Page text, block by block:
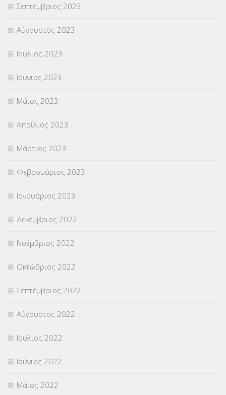
Σεπτέμβριος 2023
Αύγουστος 2023
Ιούλιος 2023
Ιούνιος 2023
Μάιος 2023
Απρίλιος 2023
Μάρτιος 2023
Φεβρουάριος 2023
Ιανουάριος 2023
Δεκέμβριος 2022
Νοέμβριος 2022
Οκτώβριος 2022
Σεπτέμβριος 2022
Αύγουστος 2022
Ιούλιος 2022
Ιούνιος 2022
Μάιος 2022